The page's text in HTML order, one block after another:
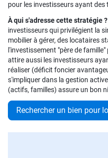
pour les investisseurs ayant
À qui s'adresse cette stratégie ?
investisseurs qui privilégient la
mobilier à gérer, des locataires
l'investissement "père de
attire aussi les investisseurs
réaliser (déficit foncier
s'impliquer dans la gestion
(actifs, familles) assure un bon
Rechercher un bien pour